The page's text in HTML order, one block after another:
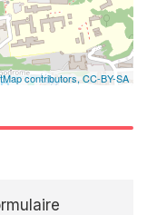
contributors, CC-BY-SA